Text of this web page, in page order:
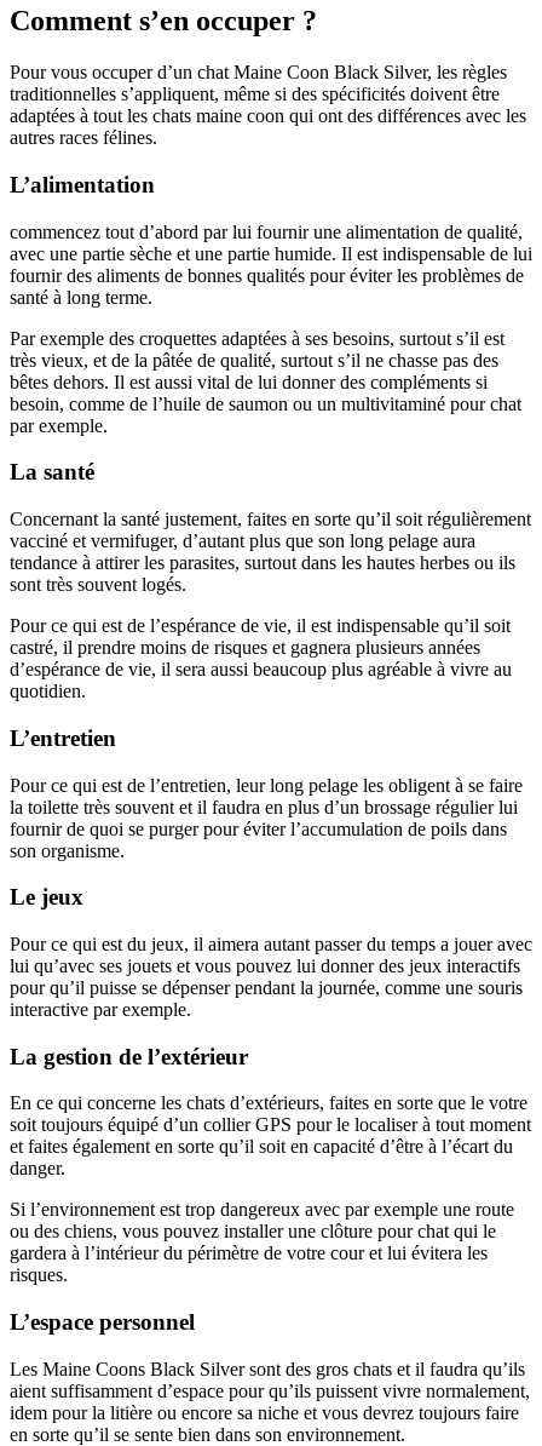
Comment s’en occuper ?
Pour vous occuper d’un chat Maine Coon Black Silver, les règles
traditionnelles s’appliquent, même si des spécificités doivent être
adaptées à tout les chats maine coon qui ont des différences avec les
autres races félines.
L’alimentation
commencez tout d’abord par lui fournir une alimentation de qualité,
avec une partie sèche et une partie humide. Il est indispensable de lui
fournir des aliments de bonnes qualités pour éviter les problèmes de
santé à long terme.
Par exemple des croquettes adaptées à ses besoins, surtout s’il est
très vieux, et de la pâtée de qualité, surtout s’il ne chasse pas des
bêtes dehors. Il est aussi vital de lui donner des compléments si
besoin, comme de l’huile de saumon ou un multivitaminé pour chat
par exemple.
La santé
Concernant la santé justement, faites en sorte qu’il soit régulièrement
vacciné et vermifuger, d’autant plus que son long pelage aura
tendance à attirer les parasites, surtout dans les hautes herbes ou ils
sont très souvent logés.
Pour ce qui est de l’espérance de vie, il est indispensable qu’il soit
castré, il prendre moins de risques et gagnera plusieurs années
d’espérance de vie, il sera aussi beaucoup plus agréable à vivre au
quotidien.
L’entretien
Pour ce qui est de l’entretien, leur long pelage les obligent à se faire
la toilette très souvent et il faudra en plus d’un brossage régulier lui
fournir de quoi se purger pour éviter l’accumulation de poils dans
son organisme.
Le jeux
Pour ce qui est du jeux, il aimera autant passer du temps a jouer avec
lui qu’avec ses jouets et vous pouvez lui donner des jeux interactifs
pour qu’il puisse se dépenser pendant la journée, comme une souris
interactive par exemple.
La gestion de l’extérieur
En ce qui concerne les chats d’extérieurs, faites en sorte que le votre
soit toujours équipé d’un collier GPS pour le localiser à tout moment
et faites également en sorte qu’il soit en capacité d’être à l’écart du
danger.
Si l’environnement est trop dangereux avec par exemple une route
ou des chiens, vous pouvez installer une clôture pour chat qui le
gardera à l’intérieur du périmètre de votre cour et lui évitera les
risques.
L’espace personnel
Les Maine Coons Black Silver sont des gros chats et il faudra qu’ils
aient suffisamment d’espace pour qu’ils puissent vivre normalement,
idem pour la litière ou encore sa niche et vous devrez toujours faire
en sorte qu’il se sente bien dans son environnement.